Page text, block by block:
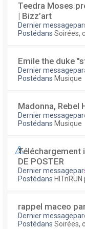
Teedra Moses
| Bizz’art
Dernier messagepar
Postédans Soirées,
Emile the duke
Dernier messagepar
Postédans Musique
Madonna, Rebel
Dernier messagepar
Postédans Musique
Téléchargement
DE POSTER
Dernier messagepar
Postédans
rappel maceo
Dernier messagepar
Postédans Soirées,